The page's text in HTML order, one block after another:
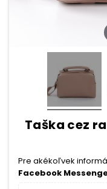
Taška cez
Pre akékoľvek
Facebook